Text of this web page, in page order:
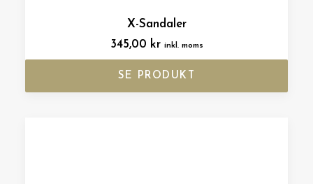
X-Sandaler
345,00 kr inkl. moms
SE PRODUKT